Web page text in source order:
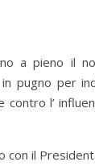
a pieno il
pugno per
l’
con il